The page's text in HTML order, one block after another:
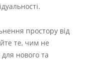
простору від
те, чим не
нового та